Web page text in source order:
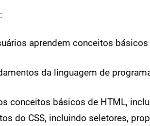
aprendem conceitos
da linguagem de
conceitos básicos de HTML,
do CSS, incluindo seletores,